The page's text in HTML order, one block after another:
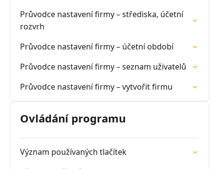
Průvodce nastavení firmy – střediska, účetní
rozvrh
Průvodce nastavení firmy – účetní období
Průvodce nastavení firmy – seznam uživatelů
Průvodce nastavení firmy – vytvořit firmu
Ovládání programu
Význam používaných tlačítek